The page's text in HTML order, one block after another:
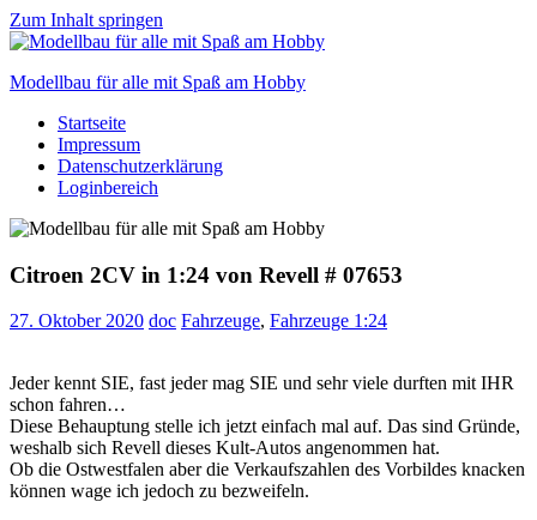
Zum Inhalt springen
Modellbau für alle mit Spaß am Hobby
Scale
modelling
to
Startseite
Impressum
Datenschutzerklärung
Loginbereich
Citroen 2CV in 1:24 von Revell # 07653
27. Oktober 2020 doc Fahrzeuge, Fahrzeuge 1:24
Jeder kennt SIE, fast jeder mag SIE und sehr viele durften mit IHR
schon fahren…
Diese Behauptung stelle ich jetzt einfach mal auf. Das sind Gründe,
weshalb sich Revell dieses Kult-Autos angenommen hat.
Ob die Ostwestfalen aber die Verkaufszahlen des Vorbildes knacken
können wage ich jedoch zu bezweifeln.